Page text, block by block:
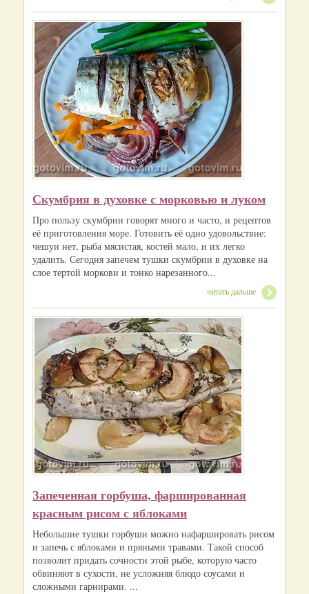
Скумбрия в духовке с морковью и луком
Про пользу скумбрии говорят много и часто, и рецептов
её приготовления море. Готовить её одно удовольствие:
чешуи нет, рыба мясистая, костей мало, и их легко
удалить. Сегодня запечем тушки скумбрии в духовке на
слое тертой моркови и тонко нарезанного...
читать дальше
Запеченная горбуша, фаршированная
красным рисом с яблоками
Небольшие тушки горбуши можно нафаршировать рисом
и запечь с яблоками и пряными травами. Такой способ
позволит придать сочности этой рыбе, которую часто
обвиняют в сухости, не усложняя блюдо соусами и
сложными гарнирами. ...